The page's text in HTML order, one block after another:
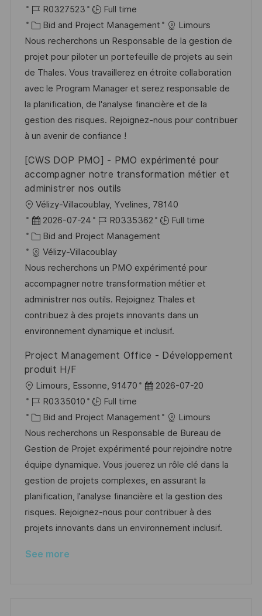
o
c
a
t
i
o
n
s
t
e
d
D
a
t
J
o
b
I
d
R0327523
Full time
C
a
t
e
g
o
r
y
Bid and Project Management
Limours
Nous recherchons un Responsable de la gestion de
projet pour piloter un portefeuille de projets au sein
de Thales. Vous travaillerez en étroite collaboration
avec le Program Manager et serez responsable de
la planification, de l'analyse financière et de la
gestion des risques. Rejoignez-nous pour contribuer
à un avenir de confiance !
[CWS DOP PMO] - PMO expérimenté pour
accompagner notre transformation métier et
administrer nos outils
L
o
c
a
t
i
o
n
Vélizy-Villacoublay, Yvelines, 78140
P
o
s
t
e
d
D
a
e
2026-07-24
J
o
b
d
R0335362
Full time
C
a
t
e
g
o
r
Bid and Project Management
Vélizy-Villacoublay
Nous recherchons un PMO expérimenté pour
accompagner notre transformation métier et
administrer nos outils. Rejoignez Thales et
contribuez à des projets innovants dans un
environnement dynamique et inclusif.
Project Management Office - Développement
produit H/F
L
o
c
a
t
i
o
n
Limours, Essonne, 91470
P
s
t
e
d
D
a
t
e
2026-07-20
J
o
b
I
d
R0335010
Full time
C
a
t
e
g
o
r
y
Bid and Project Management
Limours
Nous recherchons un Responsable de Bureau de
Gestion de Projet expérimenté pour rejoindre notre
équipe dynamique. Vous jouerez un rôle clé dans la
gestion de projets complexes, en assurant la
planification, l'analyse financière et la gestion des
risques. Rejoignez-nous pour contribuer à des
projets innovants dans un environnement inclusif.
See more